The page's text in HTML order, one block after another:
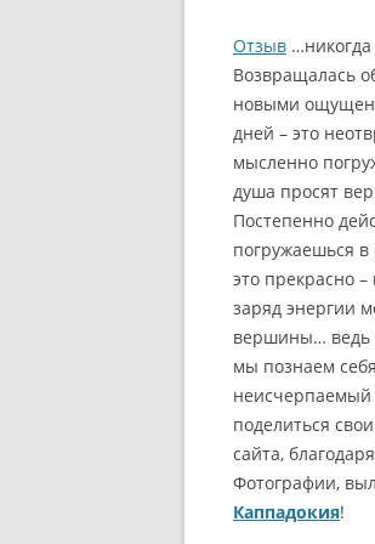
Отзыв
Возвращалась
новыми
дней – это
мысленно
душа просят
Постепенно
погружаешься
это прекрасно
заряд энергии
вершины… ведь
мы познаем
неисчерпаемый
поделиться
сайта,
Фотографии,
Каппадокия!